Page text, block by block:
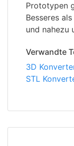
Prototypen
Besseres
und nahezu
Verwandte
3D
STL